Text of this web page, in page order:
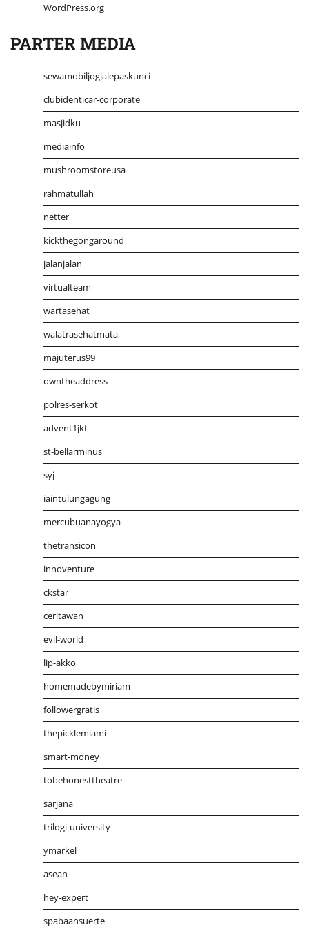
WordPress.org
PARTER MEDIA
sewamobiljogjalepaskunci
clubidenticar-corporate
masjidku
mediainfo
mushroomstoreusa
rahmatullah
netter
kickthegongaround
jalanjalan
virtualteam
wartasehat
walatrasehatmata
majuterus99
owntheaddress
polres-serkot
advent1jkt
st-bellarminus
syj
iaintulungagung
mercubuanayogya
thetransicon
innoventure
ckstar
ceritawan
evil-world
lip-akko
homemadebymiriam
followergratis
thepicklemiami
smart-money
tobehonesttheatre
sarjana
trilogi-university
ymarkel
asean
hey-expert
spabaansuerte